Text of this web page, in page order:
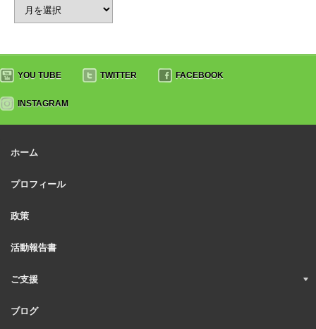
YOU TUBE TWITTER FACEBOOK
INSTAGRAM
ホーム
プロフィール
政策
活動報告書
ご支援
ブログ